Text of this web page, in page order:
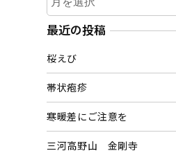
ー
カ
ブ
最近の投稿
桜えび
帯状疱疹
寒暖差にご注意を
三河高野山 金剛寺